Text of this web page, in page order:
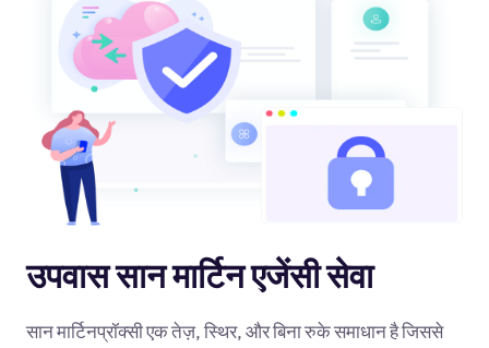
उपवास सान मार्टिन एजेंसी सेवा
सान मार्टिनप्रॉक्सी एक तेज़, स्थिर, और बिना रुके समाधान है जिससे